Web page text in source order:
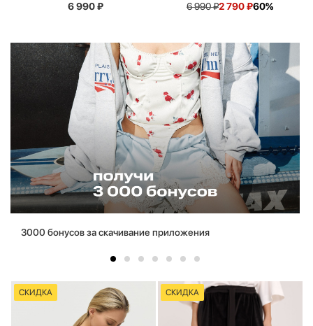
6 990₽ 6 990₽2 790₽60%
3000 бонусов за скачивание приложения
СКИДКА СКИДКА